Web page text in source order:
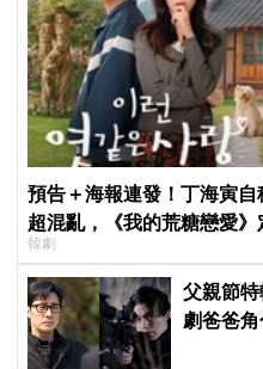
預告＋海報連發！丁海寅
超混亂，《我的荒糖戀愛
友瘋猜結局
韓劇
父親節
劇爸爸